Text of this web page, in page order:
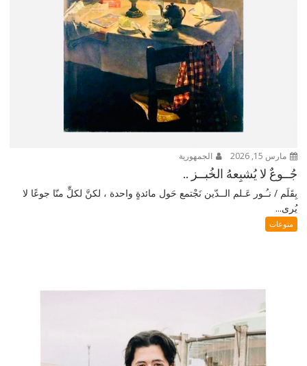
مارس 15, 2026 الجمهورية
جُــوعٌ لا يُشبِعهُ الخُبــز ..
بِقَلَم / نـُـور عَـلم الــدّين نَجْتمع حَول مائدةٍ واحدة ، لكنَّ لكلٍّ منّا جوعًا لا
يُرى...
منوعات